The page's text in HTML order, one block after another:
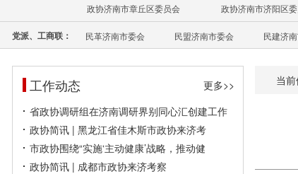
政协济南市章丘区委员会
政协济南市济阳区
党派、工商联： 民革济南市委会 民盟济南市委会 民建济
工作动态
更多>>
省政协调研组在济南调研界别同心汇创建工作
政协简讯 | 黑龙江省佳木斯市政协来济考
市政协围绕“实施‘主动健康’战略，推动健
政协简讯 | 成都市政协来济考察
当